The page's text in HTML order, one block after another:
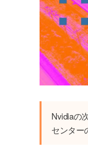
Nvidiaの
センター